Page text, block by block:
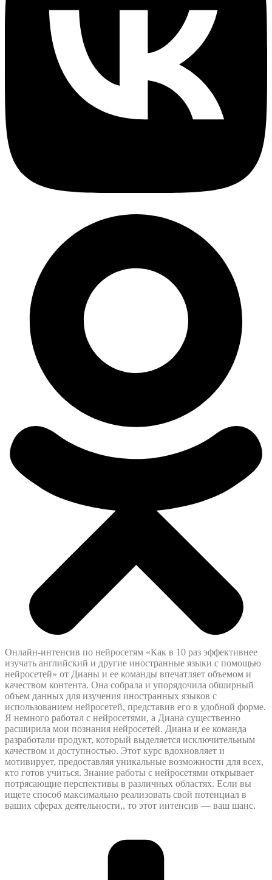
Онлайн-интенсив по нейросетям «Как в 10 раз эффективнее
изучать английский и другие иностранные языки с помощью
нейросетей» от Дианы и ее команды впечатляет объемом и
качеством контента. Она собрала и упорядочила обширный
объем данных для изучения иностранных языков с
использованием нейросетей, представив его в удобной форме.
Я немного работал с нейросетями, а Диана существенно
расширила мои познания нейросетей. Диана и ее команда
разработали продукт, который выделяется исключительным
качеством и доступностью. Этот курс вдохновляет и
мотивирует, предоставляя уникальные возможности для всех,
кто готов учиться. Знание работы с нейросетями открывает
потрясающие перспективы в различных областях. Если вы
ищете способ максимально реализовать свой потенциал в
ваших сферах деятельности,, то этот интенсив — ваш шанс.